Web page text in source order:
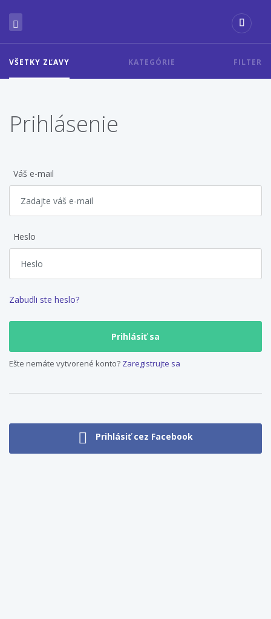
VŠETKY ZĽAVY KATEGÓRIE FILTER
Prihlásenie
Váš e-mail
Heslo
Zabudli ste heslo?
Ešte nemáte vytvorené konto? Zaregistrujte sa
Prihlásiť cez Facebook